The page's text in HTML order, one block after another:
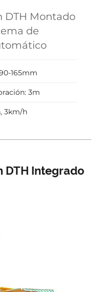
DTH Montado
de
165mm
3m
3km/h
DTH Integrado